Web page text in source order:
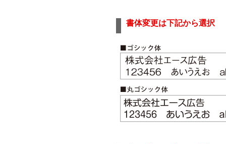
書体変更は下記から選択